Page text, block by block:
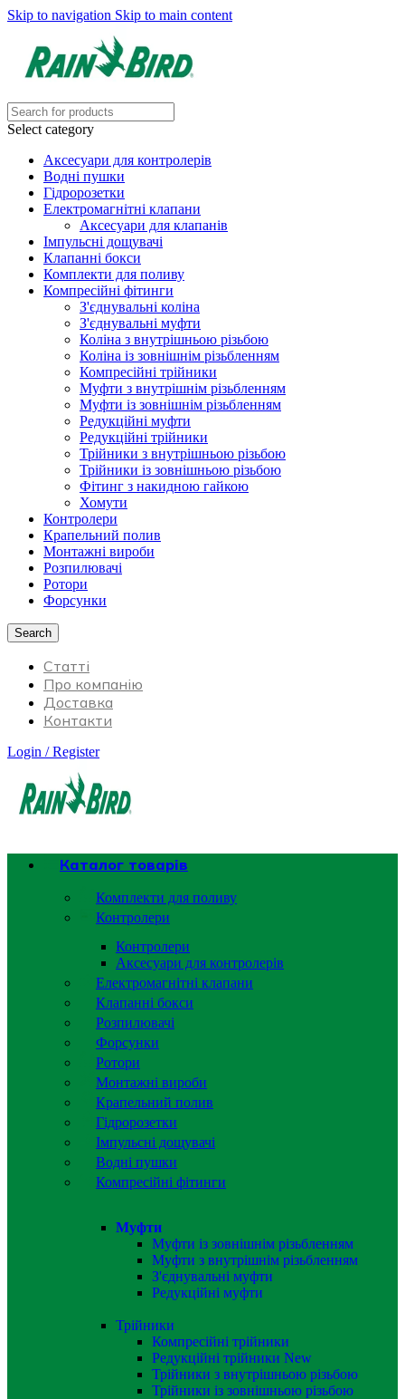
Skip to navigation Skip to main content
Select category
Аксесуари для контролерів
Водні пушки
Гідророзетки
Електромагнітні клапани
Аксесуари для клапанів
Імпульсні дощувачі
Клапанні бокси
Комплекти для поливу
Компресійні фітинги
З'єднувальні коліна
З'єднувальні муфти
Коліна з внутрішньою різьбою
Коліна із зовнішнім різьбленням
Компресійні трійники
Муфти з внутрішнім різьбленням
Муфти із зовнішнім різьбленням
Редукційні муфти
Редукційні трійники
Трійники з внутрішньою різьбою
Трійники із зовнішньою різьбою
Фітинг з накидною гайкою
Хомути
Контролери
Крапельний полив
Монтажні вироби
Розпилювачі
Ротори
Форсунки
Search
Статті
Про компанію
Доставка
Контакти
Login / Register
Каталог товарів
Комплекти для поливу
Контролери
Контролери
Аксесуари для контролерів
Електромагнітні клапани
Клапанні бокси
Розпилювачі
Форсунки
Ротори
Монтажні вироби
Крапельний полив
Гідророзетки
Імпульсні дощувачі
Водні пушки
Компресійні фітинги
Муфти
Муфти із зовнішнім різьбленням
Муфти з внутрішнім різьбленням
З'єднувальні муфти
Редукційні муфти
Трійники
Компресійні трійники
Редукційні трійники New
Трійники з внутрішньою різьбою
Трійники із зовнішньою різьбою